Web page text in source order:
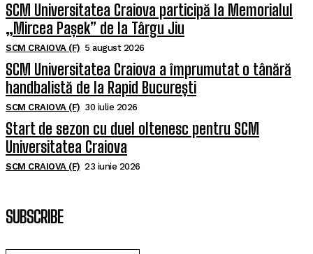
SCM Universitatea Craiova participă la Memorialul
„Mircea Pașek” de la Târgu Jiu
SCM CRAIOVA (F) 5 august 2026
SCM Universitatea Craiova a împrumutat o tânără
handbalistă de la Rapid București
SCM CRAIOVA (F) 30 iulie 2026
Start de sezon cu duel oltenesc pentru SCM
Universitatea Craiova
SCM CRAIOVA (F) 23 iunie 2026
SUBSCRIBE